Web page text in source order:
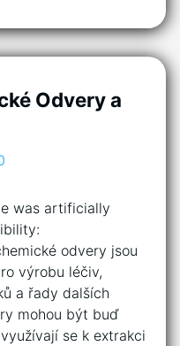
Odvery a
was artificially
odvery jsou
výrobu léčiv,
a řady dalších
mohou být buď
se k extrakci